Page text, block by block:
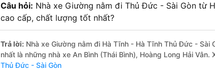
Câu hỏi: Nhà xe Giường nằm đi Thủ Đức - Sài Gòn từ
cao cấp, chất lượng tốt nhất?
Trả lời: Nhà xe Giường nằm đi Hà Tĩnh - Hà Tĩnh Thủ Đức -
nhất là những nhà xe An Bình (Thái Bình), Hoàng Long Hải Vân.
Thủ Đức - Sài Gòn